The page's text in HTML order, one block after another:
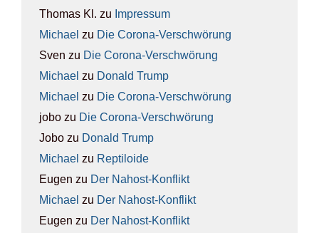
Thomas Kl. zu Impres­sum
Michael zu Die Coro­na-Ver­schwö­rung
Sven zu Die Coro­na-Ver­schwö­rung
Michael zu Donald Trump
Michael zu Die Coro­na-Ver­schwö­rung
jobo zu Die Coro­na-Ver­schwö­rung
Jobo zu Donald Trump
Michael zu Rep­ti­lo­ide
Eugen zu Der Nah­ost-Kon­flikt
Michael zu Der Nah­ost-Kon­flikt
Eugen zu Der Nah­ost-Kon­flikt